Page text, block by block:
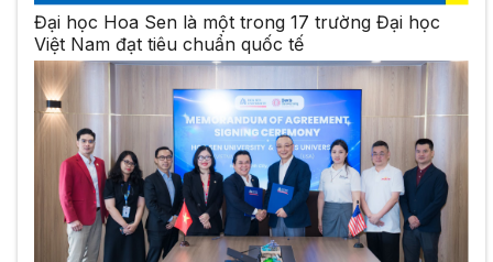
Đại học Hoa Sen là một trong 17 trường Đại học
Việt Nam đạt tiêu chuẩn quốc tế